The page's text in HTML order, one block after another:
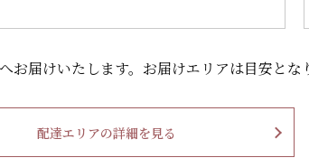
お届けいたします。 お届けエリアは目安とな
配達エリアの詳細を見る